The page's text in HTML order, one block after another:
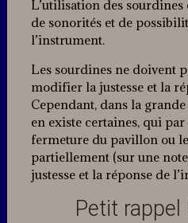
L’utilisation des
de sonorités et de
l’instrument.
Les sourdines ne doivent
modifier la justesse et la
Cependant, dans la
en existe certaines, qui
fermeture du pavillon ou
partiellement (sur une
justesse et la réponse de
Petit